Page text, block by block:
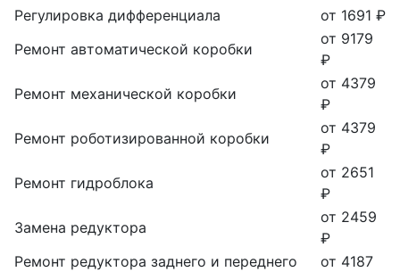
Регулировка дифференциала
от 1691 ₽
Ремонт автоматической коробки
от 9179
₽
Ремонт механической коробки
от 4379
₽
Ремонт роботизированной коробки
от 4379
₽
Ремонт гидроблока
от 2651
₽
Замена редуктора
от 2459
₽
Ремонт редуктора заднего и переднего
от 4187